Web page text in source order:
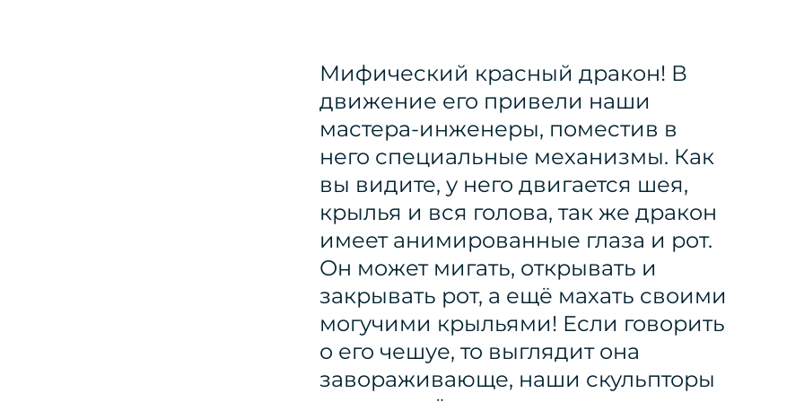
Мифический красный дракон! В
движение его привели наши
мастера-инженеры, поместив в
него специальные механизмы. Как
вы видите, у него двигается шея,
крылья и вся голова, так же дракон
имеет анимированные глаза и рот.
Он может мигать, открывать и
закрывать рот, а ещё махать своими
могучими крыльями! Если говорить
о его чешуе, то выглядит она
завораживающе, наши скульпторы